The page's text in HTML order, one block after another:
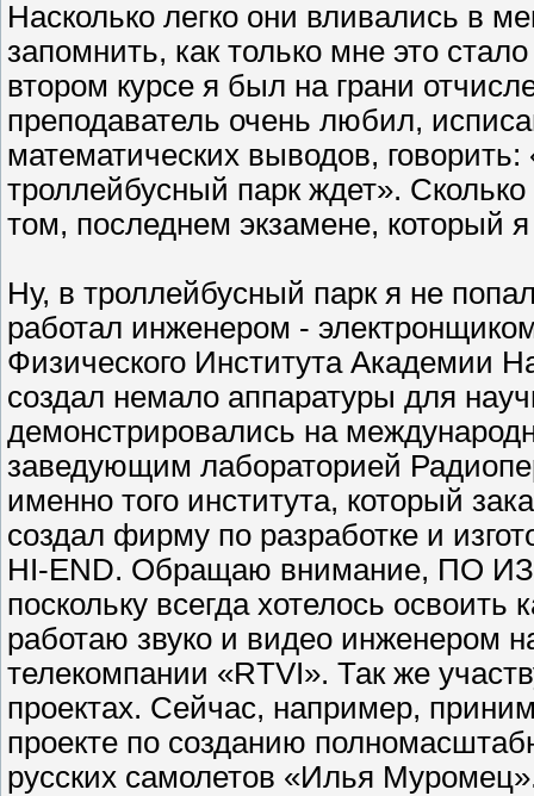
Насколько легко они вливались в
запомнить, как только мне это
втором курсе я был на грани
преподаватель очень любил,
математических выводов, говорить:
троллейбусный парк ждет».
том, последнем экзамене, который
Ну, в троллейбусный парк я не
работал инженером -
Физического Института Академии
создал немало аппаратуры для
демонстрировались на
заведующим лабораторией
именно того института, который
создал фирму по разработке и
HI-END. Обращаю внимание, ПО
поскольку всегда хотелось
работаю звуко и видео инженером
телекомпании «RTVI». Так же
проектах. Сейчас, например,
проекте по созданию
русских самолетов «Илья